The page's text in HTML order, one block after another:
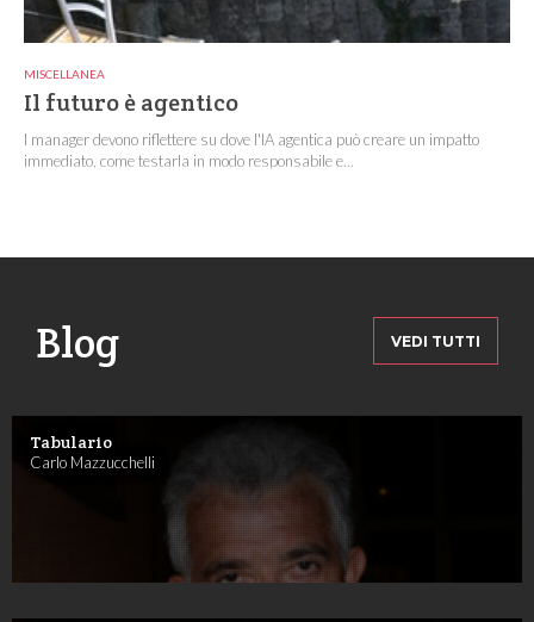
MISCELLANEA
Il futuro è agentico
I manager devono riflettere su dove l'IA agentica può creare un impatto
immediato, come testarla in modo responsabile e...
Blog VEDI TUTTI
Tabulario
Carlo Mazzucchelli